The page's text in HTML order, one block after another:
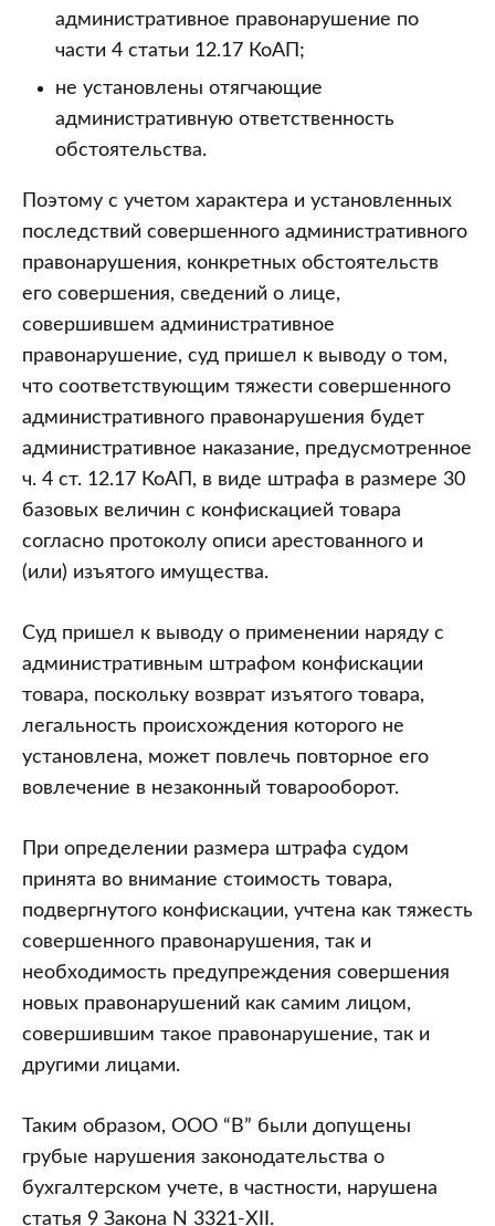
административное правонарушение по
части 4 статьи 12.17 КоАП;
не установлены отягчающие
административную ответственность
обстоятельства.
Поэтому с учетом характера и установленных
последствий совершенного административного
правонарушения, конкретных обстоятельств
его совершения, сведений о лице,
совершившем административное
правонарушение, суд пришел к выводу о том,
что соответствующим тяжести совершенного
административного правонарушения будет
административное наказание, предусмотренное
ч. 4 ст. 12.17 КоАП, в виде штрафа в размере 30
базовых величин с конфискацией товара
согласно протоколу описи арестованного и
(или) изъятого имущества.
Суд пришел к выводу о применении наряду с
административным штрафом конфискации
товара, поскольку возврат изъятого товара,
легальность происхождения которого не
установлена, может повлечь повторное его
вовлечение в незаконный товарооборот.
При определении размера штрафа судом
принята во внимание стоимость товара,
подвергнутого конфискации, учтена как тяжесть
совершенного правонарушения, так и
необходимость предупреждения совершения
новых правонарушений как самим лицом,
совершившим такое правонарушение, так и
другими лицами.
Таким образом, ООО “В” были допущены
грубые нарушения законодательства о
бухгалтерском учете, в частности, нарушена
статья 9 Закона N 3321-XII.